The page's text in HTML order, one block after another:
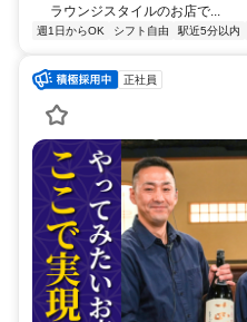
ラウンジスタイルのお店で...
週1日からOK シフト自由 駅近5分以内
正社員